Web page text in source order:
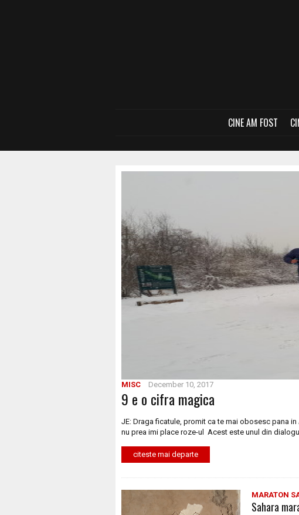
CINE AM FOST
MISC December 10, 2017
9 e o cifra magica
JE: Draga ficatule, promit ca te mai obosesc pana in
nu prea imi place roze-ul Acest este unul din
citeste mai departe
MARATON
Sahara